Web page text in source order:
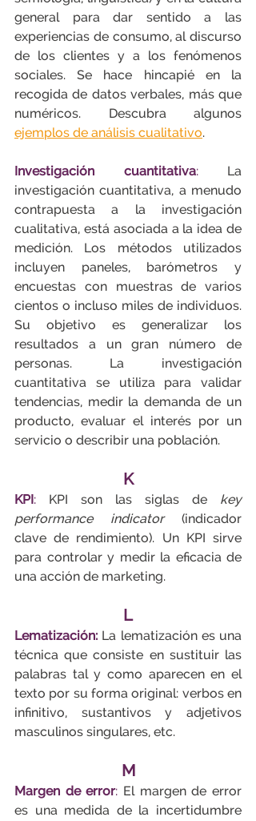
general para dar sentido a las
experiencias de consumo, al discurso
de los clientes y a los fenómenos
sociales. Se hace hincapié en la
recogida de datos verbales, más que
ejemplos de análisis cualitativo.
Investigación cuantitativa: La
investigación cuantitativa, a menudo
contrapuesta a la investigación
cualitativa, está asociada a la idea de
medición. Los métodos utilizados
incluyen paneles, barómetros y
encuestas con muestras de varios
cientos o incluso miles de individuos.
Su objetivo es generalizar los
resultados a un gran número de
personas. La investigación
cuantitativa se utiliza para validar
tendencias, medir la demanda de un
producto, evaluar el interés por un
servicio o describir una población.
K
KPI: KPI son las siglas de key
performance indicator (indicador
clave de rendimiento). Un KPI sirve
para controlar y medir la eficacia de
una acción de marketing.
L
Lematización: La lematización es una
técnica que consiste en sustituir las
palabras tal y como aparecen en el
texto por su forma original: verbos en
infinitivo, sustantivos y adjetivos
masculinos singulares, etc.
M
Margen de error: El margen de error
es una medida de la incertidumbre